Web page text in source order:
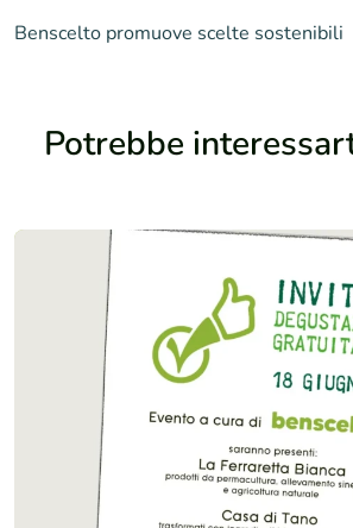
Benscelto promuove scelte sostenibili
Potrebbe